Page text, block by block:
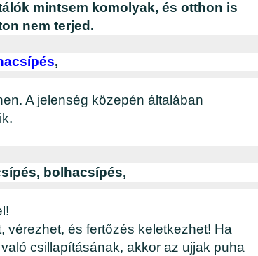
mintsem komolyak, és otthon is
nem terjed.
,
A jelenség közepén általában
bolhacsípés,
vérezhet, és fertőzés keletkezhet! Ha
csillapításának, akkor az ujjak puha